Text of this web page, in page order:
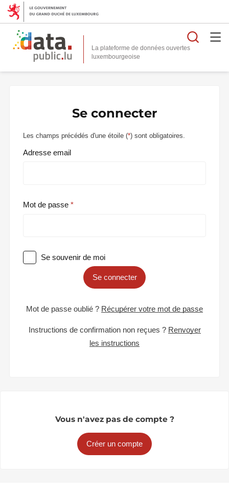
La plateforme de données ouvertes
Se connecter
Les champs précédés d'une étoile (*) sont obligatoires.
Adresse email
Mot de passe
Se souvenir de moi
Se connecter
Mot de passe oublié ? Récupérer votre mot de passe
Instructions de confirmation non reçues ? Renvoyer
les instructions
Vous n'avez pas de compte ?
Créer un compte